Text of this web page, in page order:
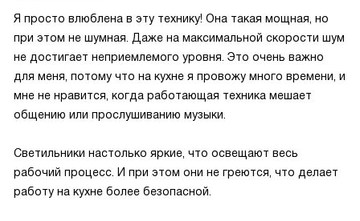
Я просто влюблена в эту технику! Она такая мощная, но
при этом не шумная. Даже на максимальной скорости шум
не достигает неприемлемого уровня. Это очень важно
для меня, потому что на кухне я провожу много времени, и
мне не нравится, когда работающая техника мешает
общению или прослушиванию музыки.
Светильники настолько яркие, что освещают весь
рабочий процесс. И при этом они не греются, что делает
работу на кухне более безопасной.